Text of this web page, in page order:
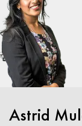
Astrid